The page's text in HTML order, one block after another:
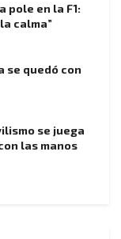
pole en la F1:
calma”
se quedó con
se juega
las manos